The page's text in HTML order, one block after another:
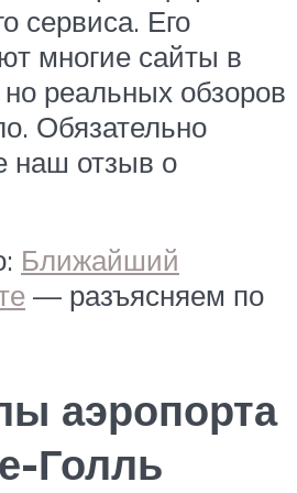
сервиса. Его
многие сайты в
но реальных обзоров
Обязательно
наш отзыв о
Ближайший
— разъясняем по
аэропорта
Голль